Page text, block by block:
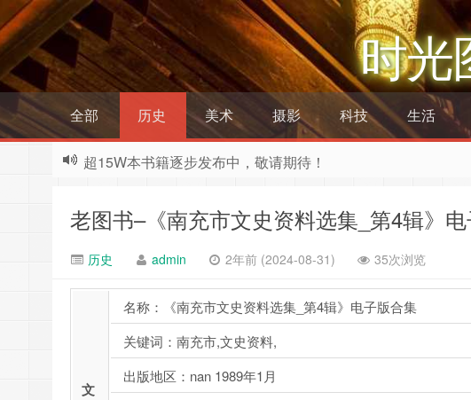
时光
全部 历史 美术 摄影 科技 生活
超15W本书籍逐步发布中，敬请期待！
老图书–《南充市文史资料选集_第4辑》
历史 admin 2年前 (2024-08-31) 35次浏览
文
名称：《南充市文史资料选集_第4辑》电子版合集
关键词：南充市,文史资料,
出版地区：nan 1989年1月